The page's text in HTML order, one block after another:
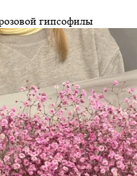
гипсофилы